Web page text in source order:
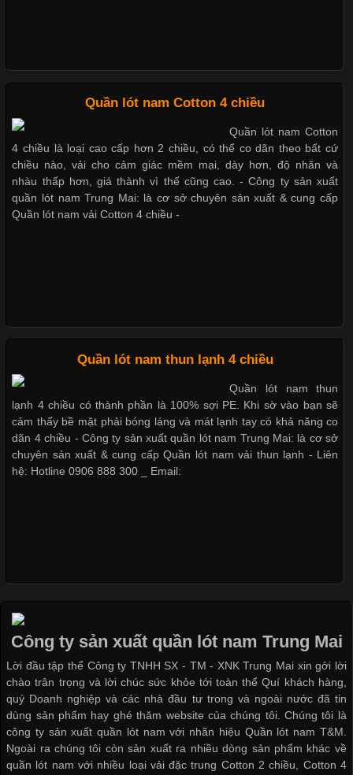
Những Loại Vải Thun Thông Dụng Và Đặc Điểm Nổi Bật
Cập nhật 2026-05-20 14:58:56
Vải thun là một trong những chất liệu được sử dụng rộng rãi
nhất trong ngành thời trang nhờ đặc tính co giãn, mềm mại và
thoải mái khi mặc. Từ áo thun, đồ thể thao cho đến đồ lót nam,
vải thun luôn đóng vai trò quan trọng trong quá trình sản xuất.
Cập nhật 2026-05-09 15:58:23
Các Form Áo Thun Phổ Biến Hiện Nay Và Xu Hướng Trong
Ngành May Mặc Áo thun là một trong những trang phục quen
thuộc và được sử dụng phổ biến nhất hiện nay. Không chỉ đa
dạng về màu sắc hay chất liệu, áo thun còn có nhiều form dáng
khác nhau để phù hợp với từng phong cách thời trang và nhu
cầu
Áo phông là một trong những trang phục phổ biến nhất trong
đời sống hiện đại nhờ sự tiện lợi, thoải mái và dễ phối đồ.
Không chỉ xuất hiện trong thời trang thường ngày, áo phông còn
được ứng dụng rộng rãi trong ngành sản xuất may mặc, đặc
biệt là các sản phẩm từ vải thun. Hiện nay,
Công Nghệ In Chuyển Nhiệt Trong Ngành Thời Trang Hiện
Quần lót nam Cotton 4 chiều
Quần lót nam Cotton
4 chiều là loại cao cấp hơn 2 chiều, có thể co dãn theo bất cứ
chiều nào, vải cho cảm giác mềm mại, dày hơn, độ nhăn và
nhàu thấp hơn, giá thành vì thế cũng cao. - Công ty sản xuất
quần lót nam Trung Mai: là cơ sở chuyên sản xuất & cung cấp
Quần lót nam vải Cotton 4 chiều -
Quần lót nam thun lạnh 4 chiều
Quần lót nam thun
lạnh 4 chiều có thành phần là 100% sợi PE. Khi sờ vào bạn sẽ
cảm thấy bề mặt phải bóng láng và mát lạnh tay có khả năng co
dãn 4 chiều - Công ty sản xuất quần lót nam Trung Mai: là cơ sở
chuyên sản xuất & cung cấp Quần lót nam vải thun lạnh - Liên
hệ: Hotline 0906 888 300 _ Email:
Công ty sản xuất quần lót nam Trung Mai
Lời đầu tập thể Công ty TNHH SX - TM - XNK Trung Mai xin gởi lời
chào trân trọng và lời chúc sức khỏe tới toàn thể Quí khách hàng,
quý Doanh nghiệp và các nhà đầu tư trong và ngoài nước đã tin
dùng sản phẩm hay ghé thăm website của chúng tôi. Chúng tôi là
công ty sản xuất quần lót nam với nhãn hiệu Quần lót nam T&M.
Ngoài ra chúng tôi còn sản xuất ra nhiều dòng sản phẩm khác về
quần lót nam với nhiều loại vải đặc trung Cotton 2 chiều, Cotton 4